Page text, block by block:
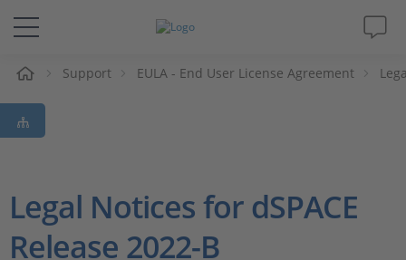
Solutions & Produits
Support
Société
Support EULA - End User License Agreement
Legal Notices for dSPACE
Release 2022-B